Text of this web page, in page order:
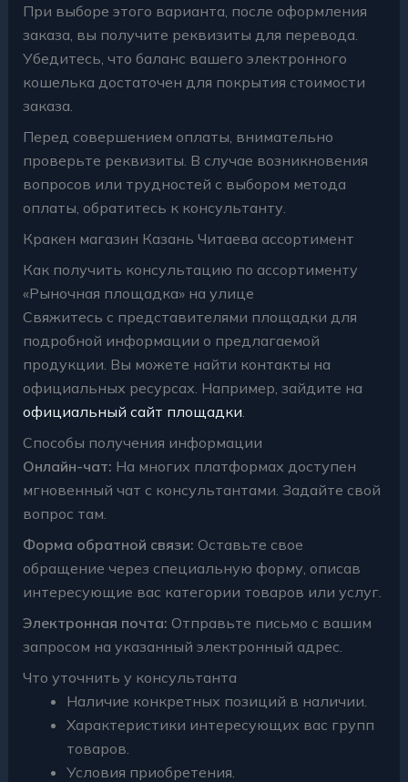
При выборе этого варианта, после оформления
заказа, вы получите реквизиты для перевода.
Убедитесь, что баланс вашего электронного
кошелька достаточен для покрытия стоимости
заказа.
Перед совершением оплаты, внимательно
проверьте реквизиты. В случае возникновения
вопросов или трудностей с выбором метода
оплаты, обратитесь к консультанту.
Кракен магазин Казань Читаева ассортимент
Как получить консультацию по ассортименту
«Рыночная площадка» на улице
Свяжитесь с представителями площадки для
подробной информации о предлагаемой
продукции. Вы можете найти контакты на
официальных ресурсах. Например, зайдите на
официальный сайт площадки
Способы получения информации
Онлайн-чат: На многих платформах доступен
мгновенный чат с консультантами. Задайте свой
вопрос там.
Форма обратной связи: Оставьте свое
обращение через специальную форму, описав
интересующие вас категории товаров или услуг.
Электронная почта: Отправьте письмо с вашим
запросом на указанный электронный адрес.
Что уточнить у консультанта
Наличие конкретных позиций в наличии.
Характеристики интересующих вас групп
товаров.
Условия приобретения.